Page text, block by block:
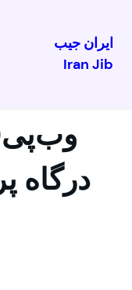
رفتن
ایران جیب
Iran Jib
درگاه